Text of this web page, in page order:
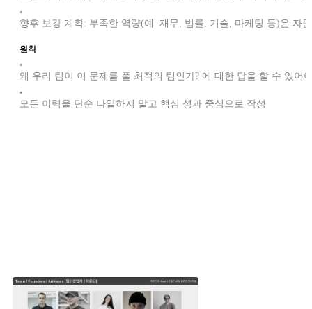
•
향후 보강 계획: 부족한 역량(예: 재무, 법률, 기술, 마케팅 등)은 자
원칙
•
왜 우리 팀이 이 문제를 풀 최적의 팀인가? 에 대한 답을 할 수 있어
•
모든 이력을 단순 나열하지 말고 핵심 성과 중심으로 작성